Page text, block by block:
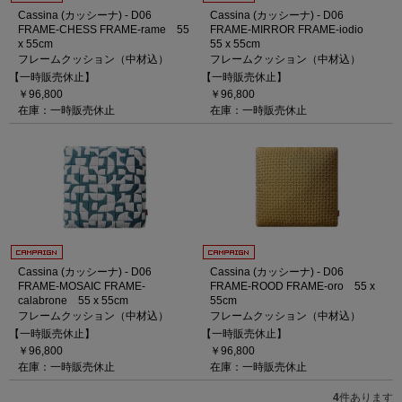
Cassina (カッシーナ) - D06
FRAME-CHESS FRAME-rame 55
x 55cm
フレームクッション（中材込）
【一時販売休止】
￥96,800
在庫：一時販売休止
Cassina (カッシーナ) - D06
FRAME-MIRROR FRAME-iodio
55 x 55cm
フレームクッション（中材込）
【一時販売休止】
￥96,800
在庫：一時販売休止
Cassina (カッシーナ) - D06
FRAME-MOSAIC FRAME-
calabrone 55 x 55cm
フレームクッション（中材込）
【一時販売休止】
￥96,800
在庫：一時販売休止
Cassina (カッシーナ) - D06
FRAME-ROOD FRAME-oro 55 x
55cm
フレームクッション（中材込）
【一時販売休止】
￥96,800
在庫：一時販売休止
4件あります